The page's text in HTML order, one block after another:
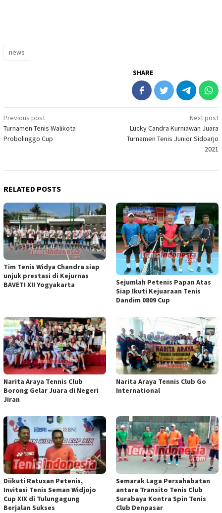
news
SHARE
Post
navigation
Previous post
Turnamen Tenis Walikota
Probolinggo Cup
Next post
Lucky Candra Kurniawan Juara
Turnamen Tenis Junior Sidoarjo
2021
RELATED POSTS
Tim Tenis Widya Chandra siap
unjuk prestasi di Kejurnas
BAVETI XII Yogyakarta
Sejumlah Petenis Papan Atas
Siap Ikuti Kejuaraan Tenis
Dandim 0809 Cup
Narita Araya Tennis Club
Borong Gelar Juara di Negeri
Jiran
Narita Araya Tennis Club Go
International
Diikuti Ratusan Petenis,
Invitasi Tenis Seman Widjojo
Cup XIX di Tulungagung
Berjalan Sukses
Semarak Laga Persahabatan
antara Transito Tenis Club
Surabaya Kontra Spin Tenis
Club Denpasar